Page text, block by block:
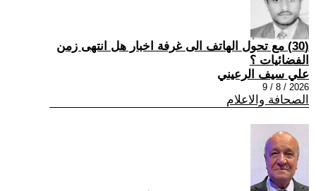
(30) مع تحول الهاتف الى غرفة اخبار هل انتهى زمن
الفضائيات ؟
علي سيف الرعيني
2026 / 8 / 9
الصحافة والاعلام